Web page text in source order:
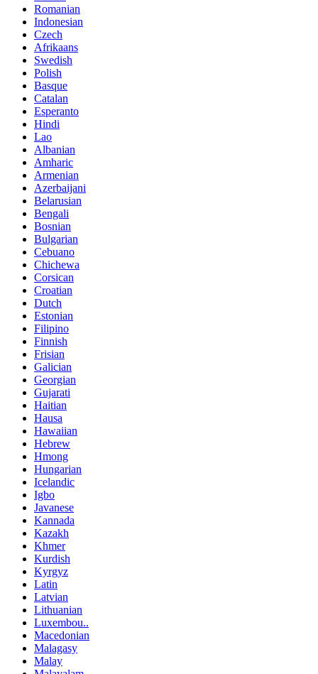
Romanian
Indonesian
Czech
Afrikaans
Swedish
Polish
Basque
Catalan
Esperanto
Hindi
Lao
Albanian
Amharic
Armenian
Azerbaijani
Belarusian
Bengali
Bosnian
Bulgarian
Cebuano
Chichewa
Corsican
Croatian
Dutch
Estonian
Filipino
Finnish
Frisian
Galician
Georgian
Gujarati
Haitian
Hausa
Hawaiian
Hebrew
Hmong
Hungarian
Icelandic
Igbo
Javanese
Kannada
Kazakh
Khmer
Kurdish
Kyrgyz
Latin
Latvian
Lithuanian
Luxembou..
Macedonian
Malagasy
Malay